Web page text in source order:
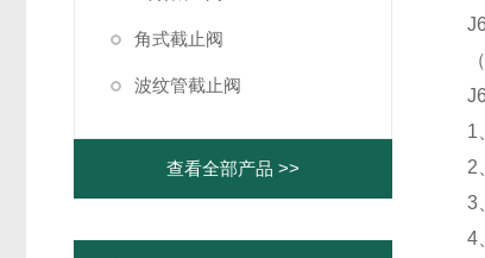
角式截止阀
波纹管截止阀
查看全部产品 >>
1
2
3
4